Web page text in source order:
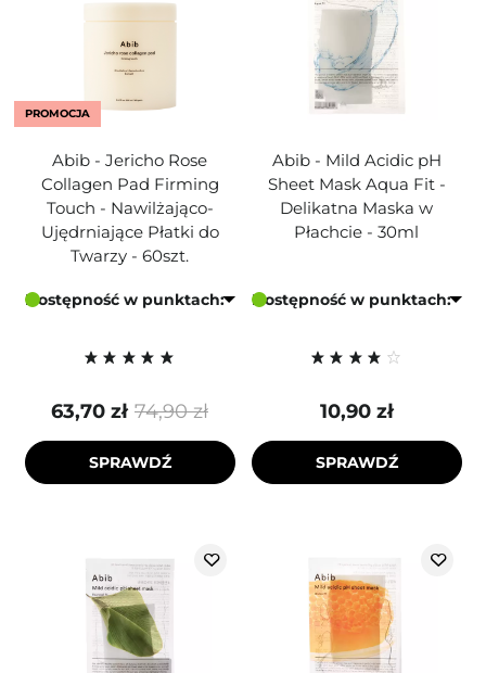
PROMOCJA
Abib - Jericho Rose
Collagen Pad Firming
Touch - Nawilżająco-
Ujędrniające Płatki do
Twarzy - 60szt.
Dostępność w punktach:
74,90 zł
63,70 zł
SPRAWDŹ
Abib - Mild Acidic pH
Sheet Mask Aqua Fit -
Delikatna Maska w
Płachcie - 30ml
Dostępność w punktach:
10,90 zł
SPRAWDŹ